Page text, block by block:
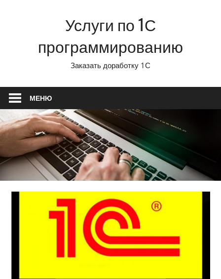
Услуги по 1С
программированию
Заказать доработку 1С
МЕНЮ